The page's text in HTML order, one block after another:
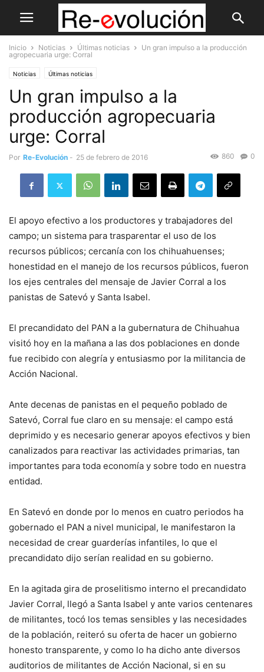
Inicio Noticias Últimas noticias
Un gran impulso a la producción
agropecuaria urge: Corral
Noticias Últimas noticias
Un gran impulso a la
producción agropecuaria
urge: Corral
Por Re-Evolución - 25 de febrero de 2016 0
860
El apoyo efectivo a los productores y trabajadores del
campo; un sistema para trasparentar el uso de los
recursos públicos; cercanía con los chihuahuenses;
honestidad en el manejo de los recursos públicos, fueron
los ejes centrales del mensaje de Javier Corral a los
panistas de Satevó y Santa Isabel.
El precandidato del PAN a la gubernatura de Chihuahua
visitó hoy en la mañana a las dos poblaciones en donde
fue recibido con alegría y entusiasmo por la militancia de
Acción Nacional.
Ante decenas de panistas en el pequeño poblado de
Satevó, Corral fue claro en su mensaje: el campo está
deprimido y es necesario generar apoyos efectivos y bien
canalizados para reactivar las actividades primarias, tan
importantes para toda economía y sobre todo en nuestra
entidad.
En Satevó en donde por lo menos en cuatro periodos ha
gobernado el PAN a nivel municipal, le manifestaron la
necesidad de crear guarderías infantiles, lo que el
precandidato dijo serían realidad en su gobierno.
En la agitada gira de proselitismo interno el precandidato
Javier Corral, llegó a Santa Isabel y ante varios centenares
de militantes, tocó los temas sensibles y las necesidades
de la población, reiteró su oferta de hacer un gobierno
honesto transparente, y como lo ha dicho ante diversos
auditorios de militantes de Acción Nacional, si en su